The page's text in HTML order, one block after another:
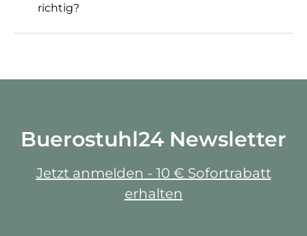
richtig?
Buerostuhl24 Newsletter
Jetzt anmelden - 10 € Sofortrabatt
erhalten